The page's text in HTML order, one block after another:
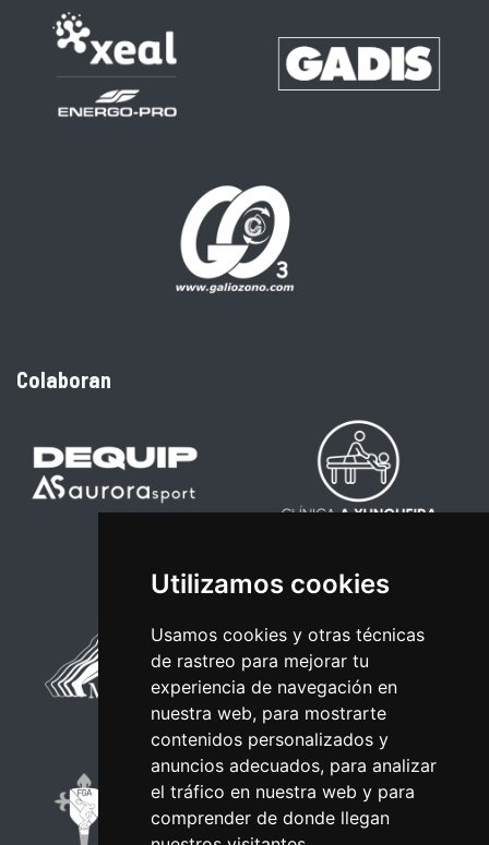
Utilizamos cookies
Usamos cookies y otras técnicas
de rastreo para mejorar tu
experiencia de navegación en
nuestra web, para mostrarte
contenidos personalizados y
anuncios adecuados, para analizar
el tráfico en nuestra web y para
comprender de donde llegan
Colaboran